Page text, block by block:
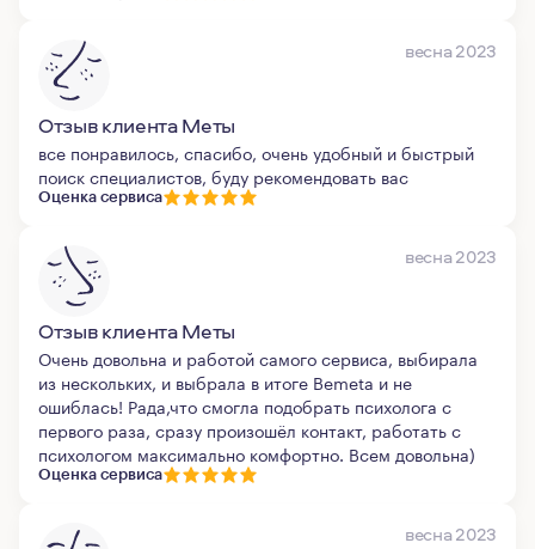
весна 2023
Отзыв клиента Меты
все понравилось, спасибо, очень удобный и быстрый
поиск специалистов, буду рекомендовать вас
Оценка сервиса
весна 2023
Отзыв клиента Меты
Очень довольна и работой самого сервиса, выбирала
из нескольких, и выбрала в итоге Bemeta и не
ошиблась! Рада,что смогла подобрать психолога с
первого раза, сразу произошёл контакт, работать с
психологом максимально комфортно. Всем довольна)
Оценка сервиса
весна 2023